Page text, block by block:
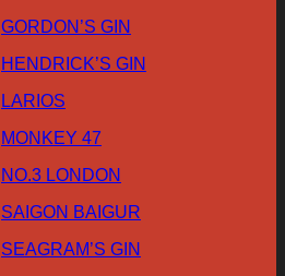
GORDON’S GIN
HENDRICK’S GIN
LARIOS
MONKEY 47
NO.3 LONDON
SAIGON BAIGUR
SEAGRAM’S GIN